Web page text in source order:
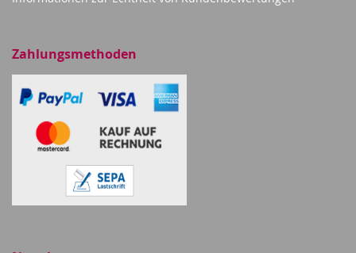
Zahlungsmethoden